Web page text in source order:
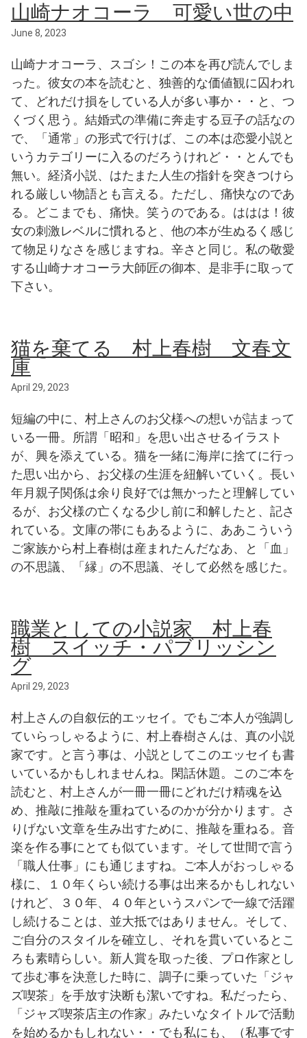
山崎ナオコーラ 可愛い世の中
June 8, 2023
山崎ナオコーラ、スゴシ！この本を再び読んでしま
った。彼女の本を読むと、独善的な価値観に囚われ
て、どれだけ損をしている人が多い事か・・と、つ
くづく思う。結婚式の準備に奔走する豆子の話なの
で、「通常」の形式で行けば、この本は恋愛小説と
いうカテゴリーに入るのだろうけれど・・とんでも
無い。経済小説、はたまた人生の指針を突きつけら
れる厳しい物語とも言える。ただし、痛快なのであ
る。どこまでも、痛快。笑うのである。ははは！彼
女の刺激レベルに慣れると、他の本が生ぬるく感じ
て物足りなさを感じますね。辛さと同じ。私の敬愛
する山崎ナオコーラ大師匠の御本、是非手に取って
下さい。
猫を棄てる 村上春樹 文春文
庫
April 29, 2023
短編の中に、村上さんのお父様への想いが詰まって
いる一冊。所謂「昭和」を思い出させるイラスト
が、興を添えている。猫を一緒に海岸に捨てに行っ
た思い出から、お父様の生涯を紐解いていく。長い
年月親子関係は余り良好では無かったと理解してい
るが、お父様の亡くなる少し前に和解したと、記さ
れている。文庫の帯にもあるように、ああこういう
ご家族から村上春樹は産まれたんだなあ、と「血」
の不思議、「縁」の不思議、そして必然を感じた。
職業としての小説家 村上春
樹 スイッチ・パブリッシン
グ
April 29, 2023
村上さんの自叙伝的エッセイ。でもご本人が強調し
ていらっしゃるように、村上春樹さんは、真の小説
家です。と言う事は、小説としてこのエッセイも書
いているかもしれませんね。閑話休題。このご本を
読むと、村上さんが一冊一冊にどれだけ精魂を込
め、推敲に推敲を重ねているのかが分かります。さ
りげない文章を生み出すために、推敲を重ねる。音
楽を作る事にとても似ています。そして世間で言う
「職人仕事」にも通じますね。ご本人がおっしゃる
様に、１０年くらい続ける事は出来るかもしれない
けれど、３０年、４０年というスパンで一線で活躍
し続けることは、並大抵ではありません。そして、
ご自分のスタイルを確立し、それを貫いているとこ
ろも素晴らしい。新人賞を取った後、プロ作家とし
て歩む事を決意した時に、調子に乗っていた「ジャ
ズ喫茶」を手放す決断も潔いですね。私だったら、
「ジャズ喫茶店主の作家」みたいなタイトルで活動
を始めるかもしれない・・でも私にも、（私事です